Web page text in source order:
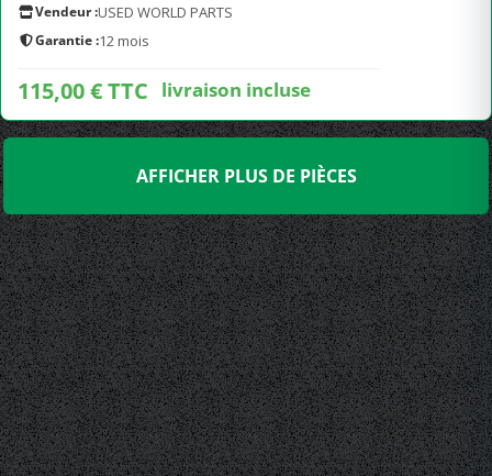
Vendeur :USED WORLD PARTS
Garantie :12 mois
115,00 € TTC livraison incluse
AFFICHER PLUS DE PIÈCES